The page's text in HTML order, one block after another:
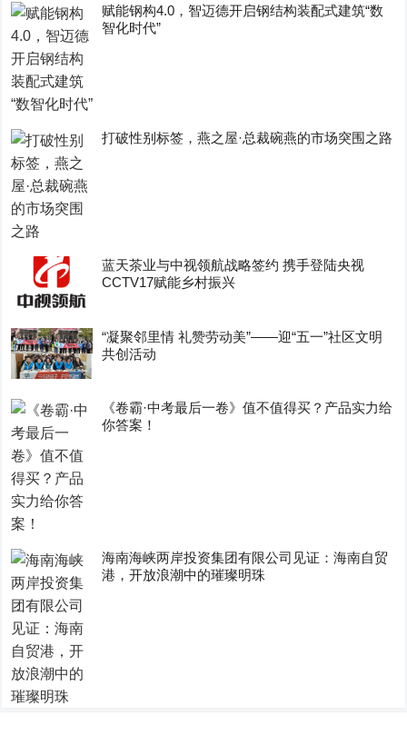
赋能钢构4.0，智迈德开启钢结构装配式建筑“数
智化时代”
打破性别标签，燕之屋·总裁碗燕的市场突围之路
蓝天茶业与中视领航战略签约 携手登陆央视
CCTV17赋能乡村振兴
“凝聚邻里情 礼赞劳动美”——迎“五一”社区文明
共创活动
《卷霸·中考最后一卷》值不值得买？产品实力给
你答案！
海南海峡两岸投资集团有限公司见证：海南自贸
港，开放浪潮中的璀璨明珠